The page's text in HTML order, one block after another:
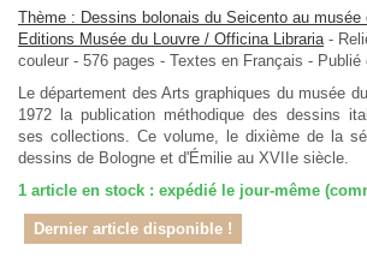
Thème : Dessins bolonais du Seicento au musée
Editions Musée du Louvre / Officina Libraria -
couleur - 576 pages - Textes en Français - Publié
Le département des Arts graphiques du musée
1972 la publication méthodique des dessins
ses collections. Ce volume, le dixième de la
dessins de Bologne et d'Émilie au XVIIe siècle.
1 article en stock : expédié le jour-même
Dernier article disponible !